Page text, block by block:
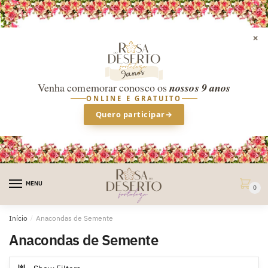
×
Venha comemorar conosco osnossos 9 anos
ONLINE E GRATUITO
Quero participar→
MENU
0
Início / Anacondas de Semente
Anacondas de Semente